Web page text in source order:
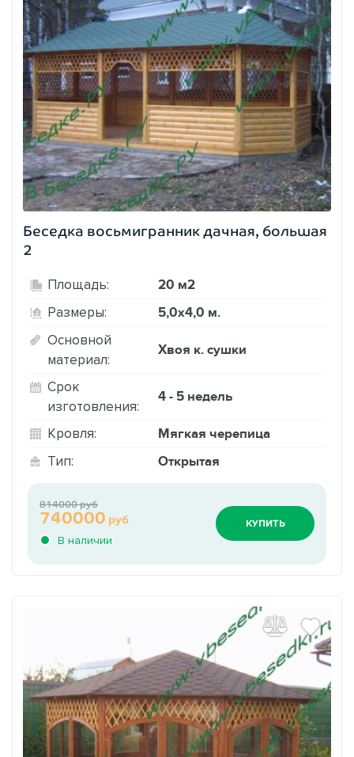
Беседка восьмигранник дачная, большая
2
Площадь: 20 м2
Размеры: 5,0х4,0 м.
Основной
материал:
Хвоя к. сушки
Срок
изготовления:
4 - 5 недель
Кровля: Мягкая черепица
Тип: Открытая
В наличии
740000 руб
814000 руб
КУПИТЬ